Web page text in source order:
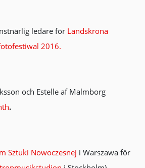
ledare för Landskrona
2016.
och Estelle af Malmborg
.
Sztuki Nowoczesnej i Warszawa för